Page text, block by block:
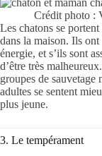
Crédit photo :
Les chatons se
dans la maison. Ils
énergie, et s’ils sont
d’être très
groupes de sauvetage
adultes se sentent
plus jeune.
3. Le tempérament